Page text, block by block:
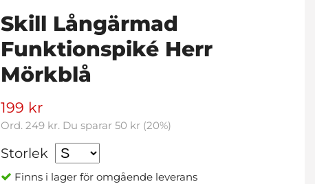
Skill Långärmad
Funktionspiké Herr
Mörkblå
199 kr
Ord.249 kr. Du sparar50 kr (20%)
Storlek
Finns i lager för omgående leverans